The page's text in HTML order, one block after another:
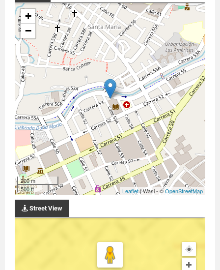
+
−
200 m
500 ft
Leaflet| Wasi - ©OpenStreetMap
Street View